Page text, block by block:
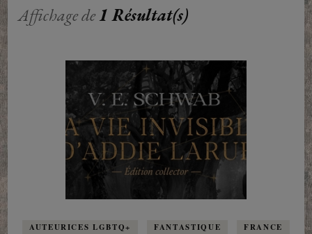
Affichage de1 Résultat(s)
AUTEURICES LGBTQ+ FANTASTIQUE
FRANCE